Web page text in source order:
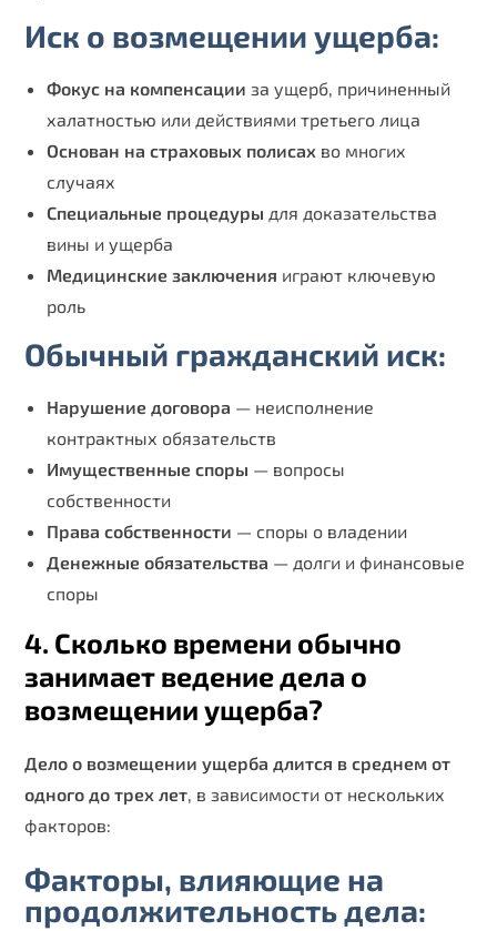
Иск о возмещении ущерба:
Фокус на компенсации за ущерб, причиненный
халатностью или действиями третьего лица
Основан на страховых полисах во многих
случаях
Специальные процедуры для доказательства
вины и ущерба
Медицинские заключения играют ключевую
роль
Обычный гражданский иск:
Нарушение договора — неисполнение
контрактных обязательств
Имущественные споры — вопросы
собственности
Права собственности — споры о владении
Денежные обязательства — долги и финансовые
споры
4. Сколько времени обычно
занимает ведение дела о
возмещении ущерба?
Дело о возмещении ущерба длится в среднем от
одного до трех лет, в зависимости от нескольких
факторов:
Факторы, влияющие на
продолжительность дела: